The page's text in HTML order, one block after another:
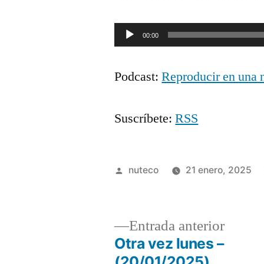
Reproductor
audio
00:00
Podcast:Reproducir en una
Suscríbete:RSS
Publicada
nuteco 21 enero, 2025
Entrada anteriorEntrada
Otra vez lunes –